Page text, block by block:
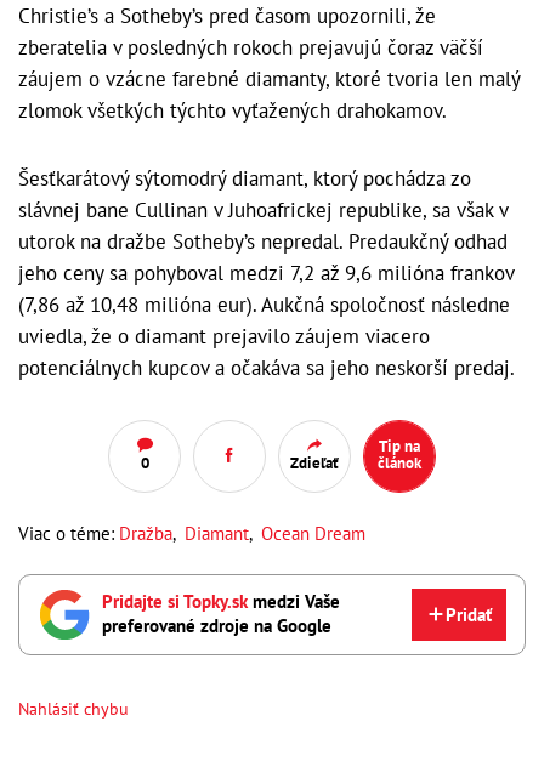
Christie’s a Sotheby’s pred časom upozornili, že
zberatelia v posledných rokoch prejavujú čoraz väčší
záujem o vzácne farebné diamanty, ktoré tvoria len malý
zlomok všetkých týchto vyťažených drahokamov.
Šesťkarátový sýtomodrý diamant, ktorý pochádza zo
slávnej bane Cullinan v Juhoafrickej republike, sa však v
utorok na dražbe Sotheby’s nepredal. Predaukčný odhad
jeho ceny sa pohyboval medzi 7,2 až 9,6 milióna frankov
(7,86 až 10,48 milióna eur). Aukčná spoločnosť následne
uviedla, že o diamant prejavilo záujem viacero
potenciálnych kupcov a očakáva sa jeho neskorší predaj.
0 Zdieľať
Tip na
článok
Viac o téme: Dražba, Diamant, Ocean Dream
Pridajte si Topky.skmedzi Vaše
preferované zdroje na Google
Pridať
Nahlásiť chybu